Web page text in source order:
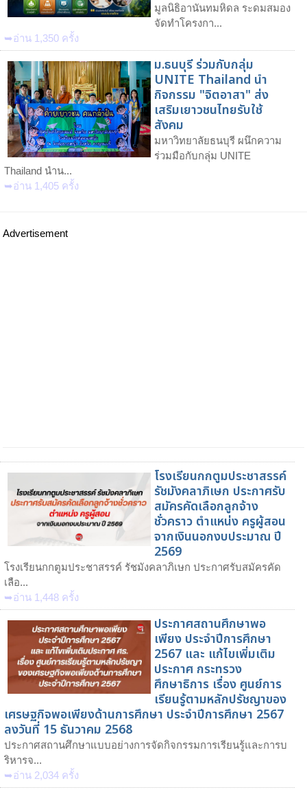
มูลนิธิอานันทมหิดล ระดมสมอง
จัดทำโครงกา...
➥อ่าน 1,350 ครั้ง
ม.ธนบุรี ร่วมกับกลุ่ม
UNITE Thailand นำ
กิจกรรม "จิตอาสา" ส่ง
เสริมเยาวชนไทยรับใช้
สังคม
มหาวิทยาลัยธนบุรี ผนึกความ
ร่วมมือกับกลุ่ม UNITE
Thailand นำน...
➥อ่าน 1,405 ครั้ง
Advertisement
โรงเรียนกกตูมประชาสรรค์
รัชมังคลาภิเษก ประกาศรับ
สมัครคัดเลือกลูกจ้าง
ชั่วคราว ตำแหน่ง ครูผู้สอน
จากเงินนอกงบประมาณ ปี
2569
โรงเรียนกกตูมประชาสรรค์ รัชมังคลาภิเษก ประกาศรับสมัครคัด
เลือ...
➥อ่าน 1,448 ครั้ง
ประกาศสถานศึกษาพอ
เพียง ประจำปีการศึกษา
2567 และ แก้ไขเพิ่มเติม
ประกาศ กระทรวง
ศึกษาธิการ เรื่อง ศูนย์การ
เรียนรู้ตามหลักปรัชญาของ
เศรษฐกิจพอเพียงด้านการศึกษา ประจำปีการศึกษา 2567
ลงวันที่ 15 ธันวาคม 2568
ประกาศสถานศึกษาแบบอย่างการจัดกิจกรรมการเรียนรู้และการบ
ริหารจ...
➥อ่าน 2,034 ครั้ง